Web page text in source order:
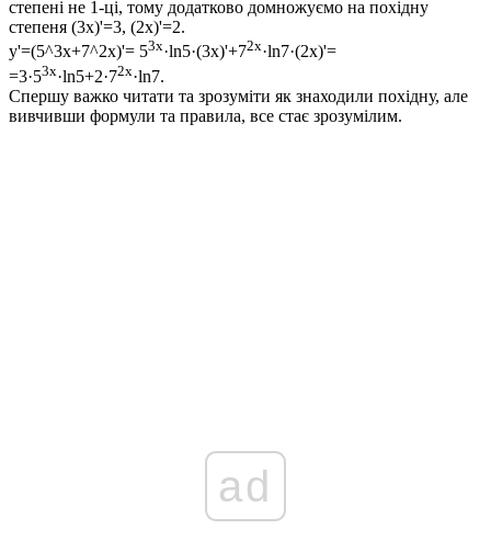
степені не 1-ці, тому додатково домножуємо на похідну
степеня (3x)'=3, (2x)'=2.
y'=(5^3x+7^2x)'= 53x·ln5·(3x)'+72x·ln7·(2x)'=
=3·53x·ln5+2·72x·ln7.
Спершу важко читати та зрозуміти як знаходили похідну, але
вивчивши формули та правила, все стає зрозумілим.
ad